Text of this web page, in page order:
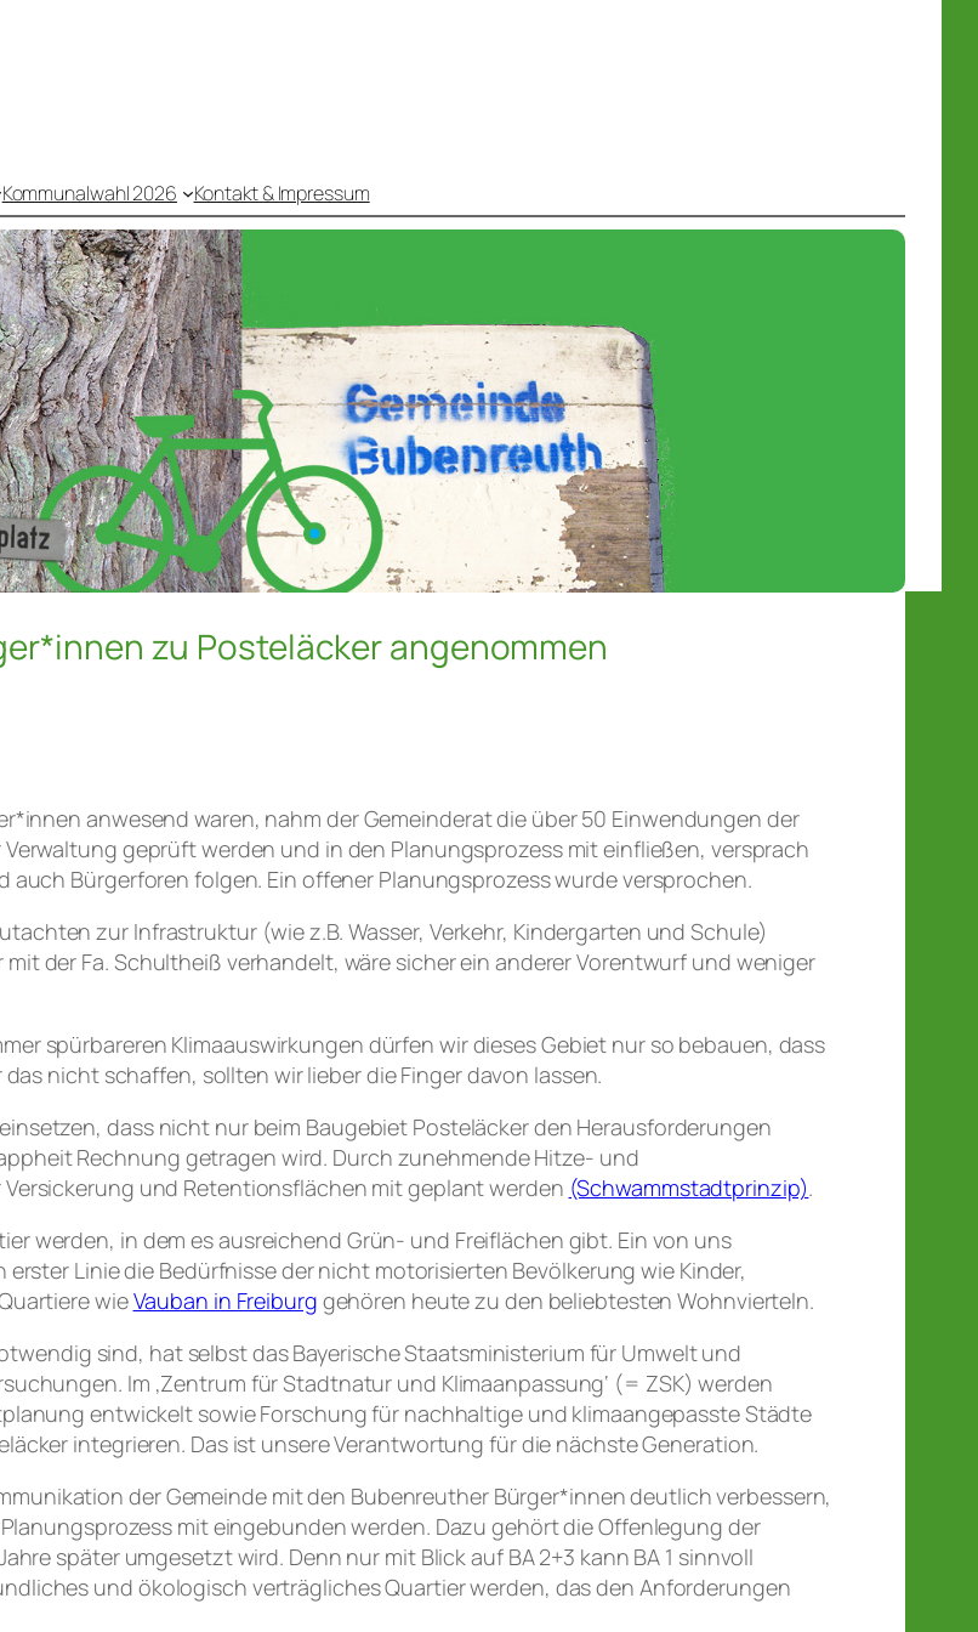
Kommunalwahl 2026 Kontakt & Impressum
zu Posteläcker angenommen
anwesend waren, nahm der Gemeinderat die über 50 Einwendungen der
geprüft werden und in den Planungsprozess mit einfließen, versprach
auch Bürgerforen folgen. Ein offener Planungsprozess wurde versprochen.
zur Infrastruktur (wie z.B. Wasser, Verkehr, Kindergarten und Schule)
der Fa. Schultheiß verhandelt, wäre sicher ein anderer Vorentwurf und weniger
spürbareren Klimaauswirkungen dürfen wir dieses Gebiet nur so bebauen, dass
nicht schaffen, sollten wir lieber die Finger davon lassen.
dass nicht nur beim Baugebiet Posteläcker den Herausforderungen
Rechnung getragen wird. Durch zunehmende Hitze- und
und Retentionsflächen mit geplant werden (Schwammstadtprinzip).
werden, in dem es ausreichend Grün- und Freiflächen gibt. Ein von uns
Linie die Bedürfnisse der nicht motorisierten Bevölkerung wie Kinder,
wieVauban in Freiburg gehören heute zu den beliebtesten Wohnvierteln.
sind, hat selbst das Bayerische Staatsministerium für Umwelt und
Im ‚Zentrum für Stadtnatur und Klimaanpassung‘ (= ZSK) werden
entwickelt sowie Forschung für nachhaltige und klimaangepasste Städte
integrieren. Das ist unsere Verantwortung für die nächste Generation.
der Gemeinde mit den Bubenreuther Bürger*innen deutlich verbessern,
mit eingebunden werden. Dazu gehört die Offenlegung der
später umgesetzt wird. Denn nur mit Blick auf BA 2+3 kann BA 1 sinnvoll
und ökologisch verträgliches Quartier werden, das den Anforderungen